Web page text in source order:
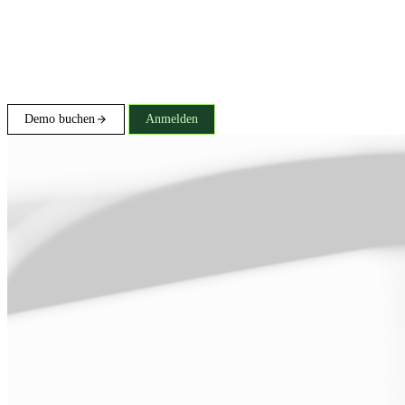
Demo buchen Anmelden